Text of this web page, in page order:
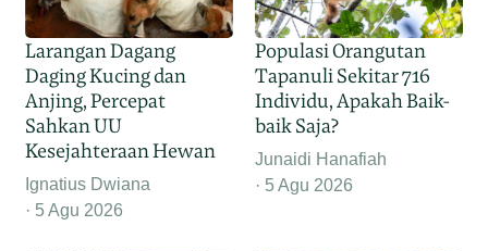
Larangan Dagang
Daging Kucing dan
Anjing, Percepat
Sahkan UU
Kesejahteraan Hewan
Ignatius Dwiana
5 Agu 2026
Populasi Orangutan
Tapanuli Sekitar 716
Individu, Apakah Baik-
baik Saja?
Junaidi Hanafiah
5 Agu 2026